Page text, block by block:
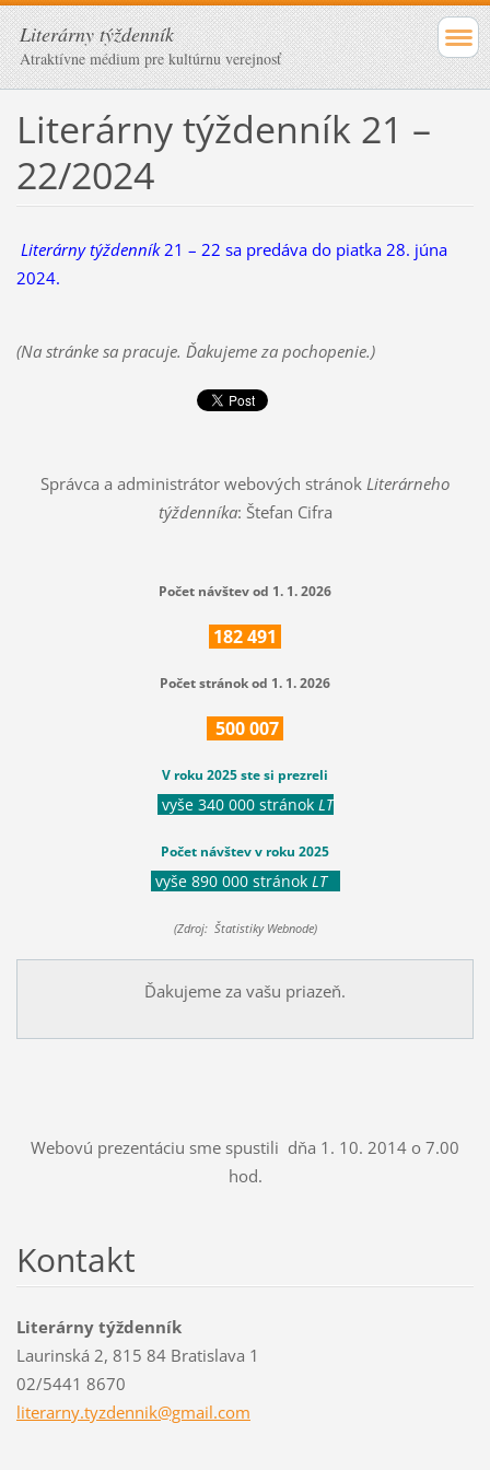
Literárny týždenník
Atraktívne médium pre kultúrnu verejnosť
Literárny týždenník 21 –
22/2024
Literárny týždenník21 – 22 sa predáva do piatka 28. júna
2024.
(Na stránke sa pracuje. Ďakujeme za pochopenie.)
Správca a administrátor webových stránok Literárneho
týždenníka: Štefan Cifra
Počet návštev od 1. 1. 2026
182491
Počet stránok od 1. 1. 2026
500007
V roku 2025 ste si prezreli
vyše 340 000 stránok LT
Počet návštev v roku 2025
vyše 890 000 stránok LT
(Zdroj: Štatistiky Webnode)
Ďakujeme za vašu priazeň.
Webovú prezentáciu sme spustili dňa 1. 10. 2014 o 7.00
hod.
Kontakt
Literárny týždenník
Laurinská 2, 815 84 Bratislava 1
02/5441 8670
literarny.tyzdennik@gmail.com